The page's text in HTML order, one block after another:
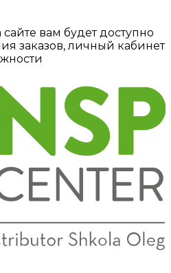
вам будет доступно
заказов, личный кабинет